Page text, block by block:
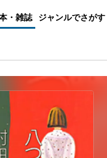
・雑誌 ジャンルでさがす